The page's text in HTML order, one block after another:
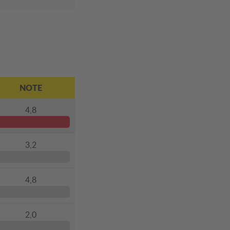
NOTE
4,8
3,2
4,8
2,0